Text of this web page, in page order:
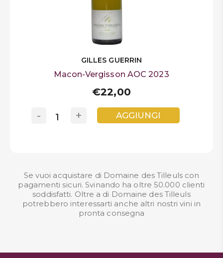
GILLES GUERRIN
Macon-Vergisson AOC 2023
€22,00
+
- AGGIUNGI
Se vuoi acquistare di Domaine des Tilleuls con
pagamenti sicuri. Svinando ha oltre 50.000 clienti
soddisfatti. Oltre a di Domaine des Tilleuls
potrebbero interessarti anche altri nostrivini in
pronta consegna